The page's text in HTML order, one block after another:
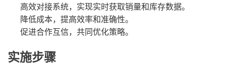
高效对接系统，实现实时获取销量和库存数据。
降低成本，提高效率和准确性。
促进合作互信，共同优化策略。
实施步骤